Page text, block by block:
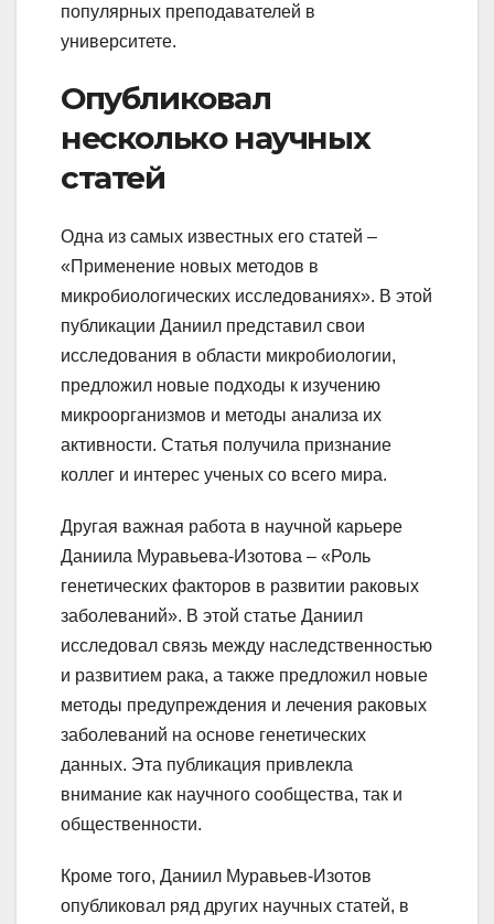
популярных преподавателей в
университете.
Опубликовал
несколько научных
статей
Одна из самых известных его статей –
«Применение новых методов в
микробиологических исследованиях». В этой
публикации Даниил представил свои
исследования в области микробиологии,
предложил новые подходы к изучению
микроорганизмов и методы анализа их
активности. Статья получила признание
коллег и интерес ученых со всего мира.
Другая важная работа в научной карьере
Даниила Муравьева-Изотова – «Роль
генетических факторов в развитии раковых
заболеваний». В этой статье Даниил
исследовал связь между наследственностью
и развитием рака, а также предложил новые
методы предупреждения и лечения раковых
заболеваний на основе генетических
данных. Эта публикация привлекла
внимание как научного сообщества, так и
общественности.
Кроме того, Даниил Муравьев-Изотов
опубликовал ряд других научных статей, в